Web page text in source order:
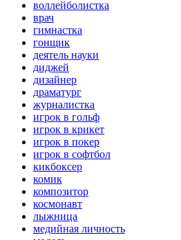
воллейболистка
врач
гимнастка
гонщик
деятель науки
диджей
дизайнер
драматург
журналистка
игрок в гольф
игрок в крикет
игрок в покер
игрок в софтбол
кикбоксер
комик
композитор
космонавт
лыжница
медийная личность